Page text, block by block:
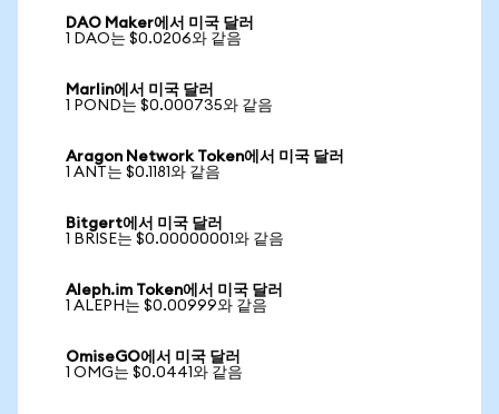
DAO Maker에서 미국 달러
1 DAO는 $0.0206와 같음
Marlin에서 미국 달러
1 POND는 $0.000735와 같음
Aragon Network Token에서 미국 달러
1 ANT는 $0.1181와 같음
Bitgert에서 미국 달러
1 BRISE는 $0.00000001와 같음
Aleph.im Token에서 미국 달러
1 ALEPH는 $0.00999와 같음
OmiseGO에서 미국 달러
1 OMG는 $0.0441와 같음